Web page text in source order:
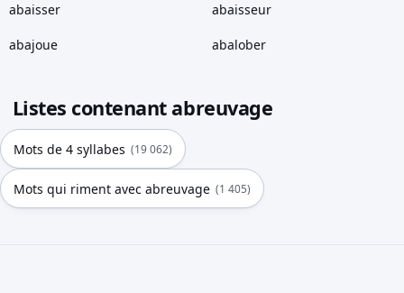
abaisser abaisseur
abajoue abalober
Listes contenant abreuvage
Mots de 4 syllabes (19 062)
Mots qui riment avec abreuvage (1 405)